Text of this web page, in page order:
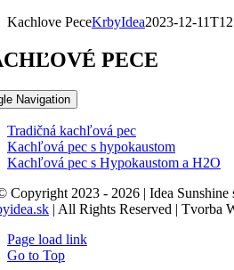
Kachlove PeceKrbyIdea2023-12-
PECE
Navigation
Tradičná kachľová pec
Kachľová pec s hypokaustom
Kachľová pec s Hypokaustom a H2O
Copyright 2023 - 2026 | Idea Sunshine
| All Rights Reserved | Tvorba
Page load link
Go to Top